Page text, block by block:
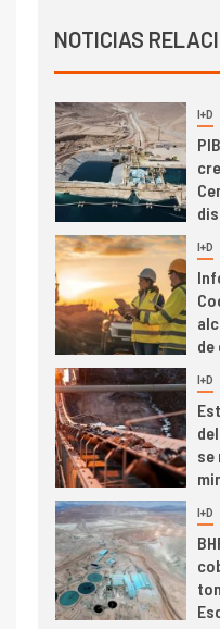
NOTICIAS
3 I+D
4 I+D
de
5 I+D
se
6 I+D